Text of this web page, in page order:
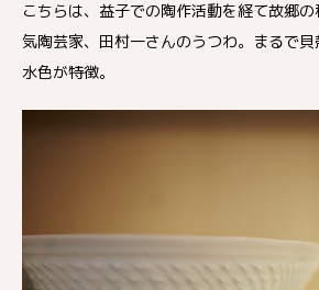
こちらは、益子での陶作活動を経て故郷
気陶芸家、田村一さんのうつわ。まるで
水色が特徴。